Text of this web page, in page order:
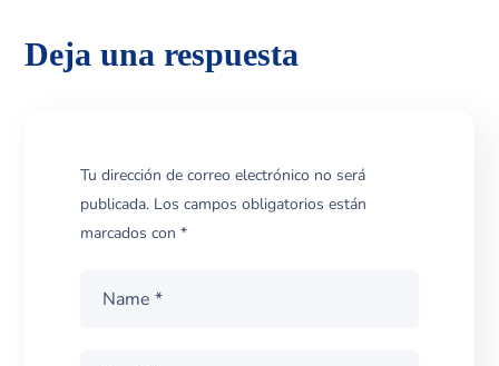
Deja una respuesta
Tu dirección de correo electrónico no será
publicada. Los campos obligatorios están
marcados con*